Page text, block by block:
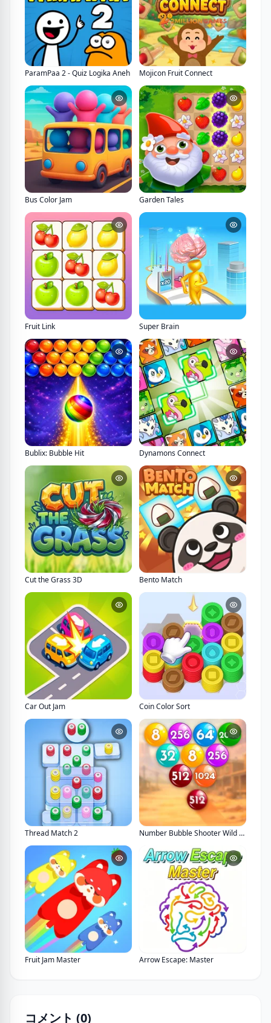
ParamPaa 2 - Quiz Logika Aneh Mojicon Fruit Connect
Bus Color Jam Garden Tales
Fruit Link Super Brain
Bublix: Bubble Hit Dynamons Connect
Cut the Grass 3D Bento Match
Car Out Jam Coin Color Sort
Thread Match 2 Number Bubble Shooter Wild West
Fruit Jam Master Arrow Escape: Master
コメント (0)